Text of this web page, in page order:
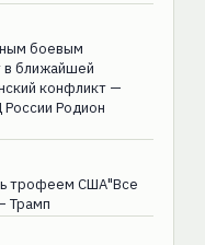
боевым
в ближайшей
конфликт —
Родион
трофеем США"Все
Трамп